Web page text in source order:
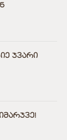
ჯვარი